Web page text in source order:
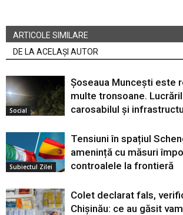
ARTICOLE SIMILARE
DE LA ACELAȘI AUTOR
Social
Șoseaua Muncești este
multe tronsoane.
carosabilul și
Subiectul Zilei
Tensiuni în spațiul
amenință cu măsuri
controalele la frontieră
Colet declarat fals,
Chișinău: ce au găsit